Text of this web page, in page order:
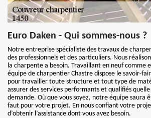
Euro Daken - Qui sommes-nous ?
Notre entreprise spécialiste des travaux de
des professionnels et des particuliers. Nous
la charpente a besoin. Travaillant en neuf comme
équipe de charpentier Chastre dispose le savoir-
pour travailler toute structure et tout type de
assurer des services performants et qualifiés
demande. Où que vous soyez, notre équipe saura
faut pour votre projet. En nous confiant votre
d’obtenir l’assistance dont vous avez besoin.